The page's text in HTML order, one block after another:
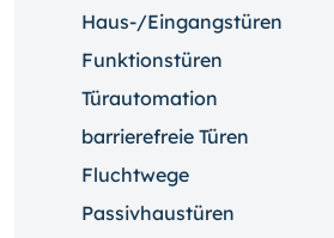
Haus-/Eingangstüren
Funktionstüren
Türautomation
barrierefreie Türen
Fluchtwege
Passivhaustüren